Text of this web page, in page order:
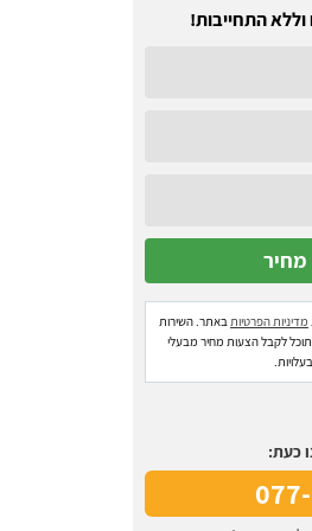
התחייבות!
מדיניות הפרטיותבאתר. השירות
לקבל הצעות מחיר מבעלי
כעת: